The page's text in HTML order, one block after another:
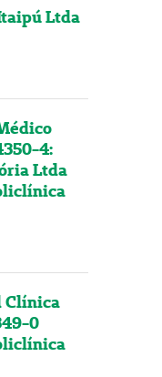
Ltda
4:
Ltda
Clínica
0